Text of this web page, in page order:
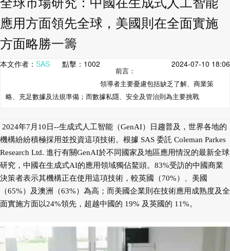
應用方面領先全球，美國則在全面實施
方面略勝一籌
本文作者： SAS 點擊： 1002 2024-07-10 18:06
前言：
領導者主要憂慮包括缺乏了解、商業策
略、充足數據及法規準備；而數據私隱、安全及管治則為主要挑戰
2024年7月10日--生成式人工智能（GenAI）日趨普及，世界各地的
機構紛紛積極採用並投資這項技術。根據 SAS 委託 Coleman Parkes
Research Ltd. 進行有關GenAI於不同國家及地區應用情況的最新全球
研究，中國在生成式AI的應用領域獨佔鰲頭。83%受訪的中國商業
決策者表示其機構正在使用這項技術，較英國（70%）、美國
（65%）及澳洲（63%）為高；而美國企業則在技術應用成熟度及全
面實施方面以24%領先，超越中國的 19% 及英國的 11%。